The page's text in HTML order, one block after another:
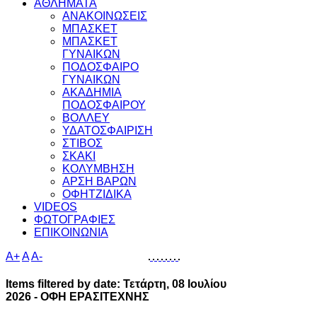
ΑΘΛΗΜΑΤΑ
ΑΝΑΚΟΙΝΩΣΕΙΣ
ΜΠΑΣΚΕΤ
ΜΠΑΣΚΕΤ
ΓΥΝΑΙΚΩΝ
ΠΟΔΟΣΦΑΙΡΟ
ΓΥΝΑΙΚΩΝ
ΑΚΑΔΗΜΙΑ
ΠΟΔΟΣΦΑΙΡΟΥ
ΒΟΛΛΕΥ
ΥΔΑΤΟΣΦΑΙΡΙΣΗ
ΣΤΙΒΟΣ
ΣΚΑΚΙ
ΚΟΛΥΜΒΗΣΗ
ΑΡΣΗ ΒΑΡΩΝ
ΟΦΗΤΖΙΔΙΚΑ
VIDEOS
ΦΩΤΟΓΡΑΦΙΕΣ
ΕΠΙΚΟΙΝΩΝΙΑ
A+AA-
Items filtered by date: Τετάρτη, 08 Ιουλίου
2026 - ΟΦΗ ΕΡΑΣΙΤΕΧΝΗΣ